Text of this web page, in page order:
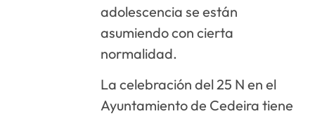
adolescencia se están
asumiendo con cierta
normalidad.
La celebración del 25 N en el
Ayuntamiento de Cedeira tiene